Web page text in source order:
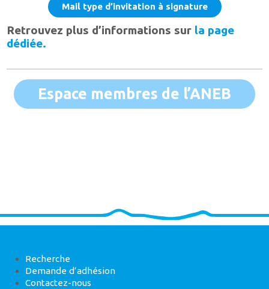
Mail type d’invitation à signature
Retrouvez plus d’informations sur la page
dédiée.
Espace membres de l’ANEB
Recherche
Demande d’adhésion
Contactez-nous